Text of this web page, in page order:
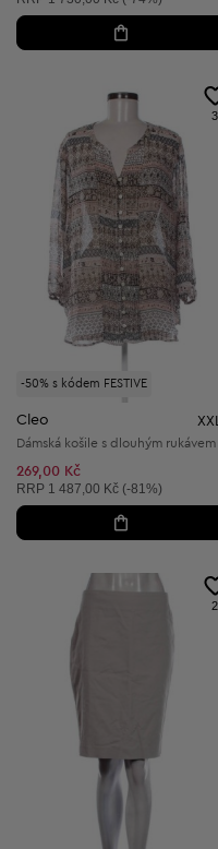
-50% s kódem FESTIVE
3
Cleo XXL
Dámská košile s dlouhým rukávem
269,00 Kč
Doporučená cena:
RRP 1 487,00 Kč (-81%)
2